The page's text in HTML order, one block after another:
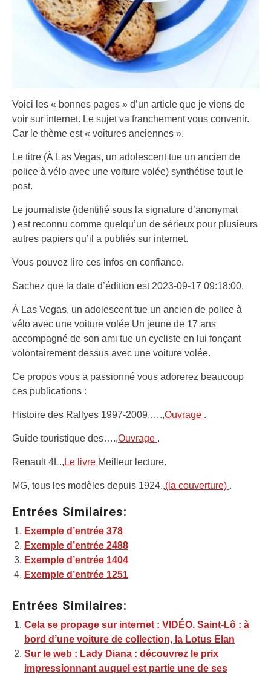
Voici les « bonnes pages » d’un article que je viens de
voir sur internet. Le sujet va franchement vous convenir.
Car le thème est « voitures anciennes ».
Le titre (À Las Vegas, un adolescent tue un ancien de
police à vélo avec une voiture volée) synthétise tout le
post.
Le journaliste (identifié sous la signature d’anonymat
) est reconnu comme quelqu’un de sérieux pour plusieurs
autres papiers qu’il a publiés sur internet.
Vous pouvez lire ces infos en confiance.
Sachez que la date d’édition est 2023-09-17 09:18:00.
À Las Vegas, un adolescent tue un ancien de police à
vélo avec une voiture volée Un jeune de 17 ans
accompagné de son ami tue un cycliste en lui fonçant
volontairement dessus avec une voiture volée.
Ce propos vous a passionné vous adorerez beaucoup
ces publications :
Histoire des Rallyes 1997-2009,….,Ouvrage .
Guide touristique des….,Ouvrage .
Renault 4L., Le livre Meilleur lecture.
MG, tous les modèles depuis 1924.,(la couverture) .
Entrées Similaires:
Exemple d’entrée 378
Exemple d’entrée 2488
Exemple d’entrée 1404
Exemple d’entrée 1251
Entrées Similaires:
Cela se propage sur internet : VIDÉO. Saint-Lô : à
bord d’une voiture de collection, la Lotus Elan
Sur le web : Lady Diana : découvrez le prix
impressionnant auquel est partie une de ses